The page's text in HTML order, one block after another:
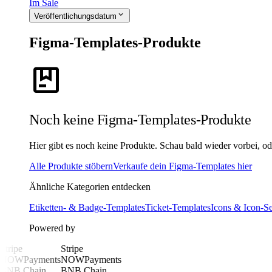
Im Sale
Veröffentlichungsdatum expand_more
Figma-Templates-Produkte
package
Noch keine Figma-Templates-Produkte
Hier gibt es noch keine Produkte. Schau bald wieder vorbei,
Alle Produkte stöbernVerkaufe dein Figma-Templates hier
Ähnliche Kategorien entdecken
Etiketten- & Badge-TemplatesTicket-TemplatesIcons & Icon-
Powered by
Stripe
NOWPayments
Stripe
NOWPayments